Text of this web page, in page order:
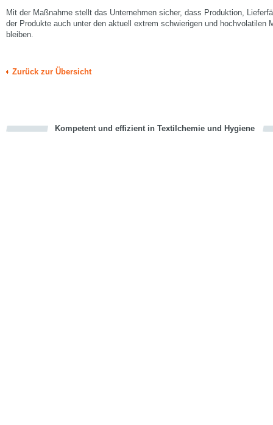
Mit der Maßnahme stellt das Unternehmen sicher, dass Produktion,
der Produkte auch unter den aktuell extrem schwierigen und hochvolatilen
bleiben.
Zurück zur Übersicht
Kompetent und effizient in Textilchemie und Hygiene